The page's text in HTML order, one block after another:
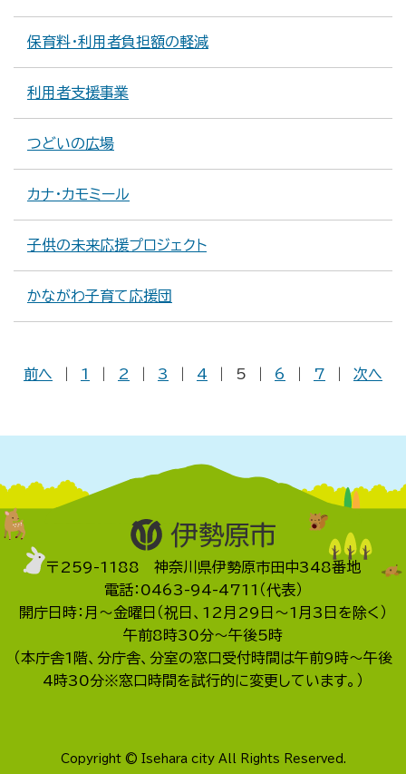
保育料・利用者負担額の軽減
利用者支援事業
つどいの広場
カナ・カモミール
子供の未来応援プロジェクト
かながわ子育て応援団
前へ 1 2 3 4 5 6 7 次へ
〒259-1188 神奈川県伊勢原市田中348番地
電話：0463-94-4711（代表）
開庁日時：月～金曜日（祝日、12月29日～1月3日を除く）
午前8時30分～午後5時
（本庁舎1階、分庁舎、分室の窓口受付時間は午前9時～午後
4時30分※窓口時間を試行的に変更しています。）
Copyright © Isehara city All Rights Reserved.